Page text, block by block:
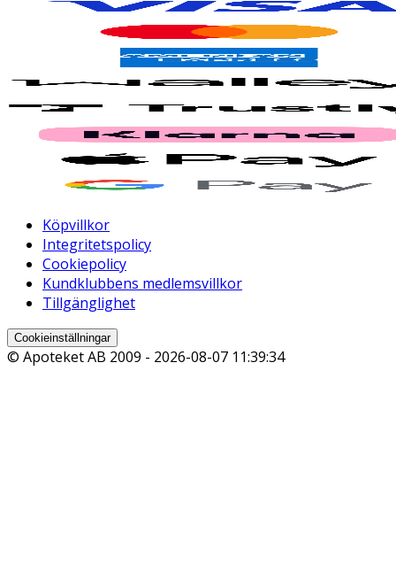
Köpvillkor
Integritetspolicy
Cookiepolicy
Kundklubbens medlemsvillkor
Tillgänglighet
Cookieinställningar
© Apoteket AB 2009 - 2026-08-07 11:39:34